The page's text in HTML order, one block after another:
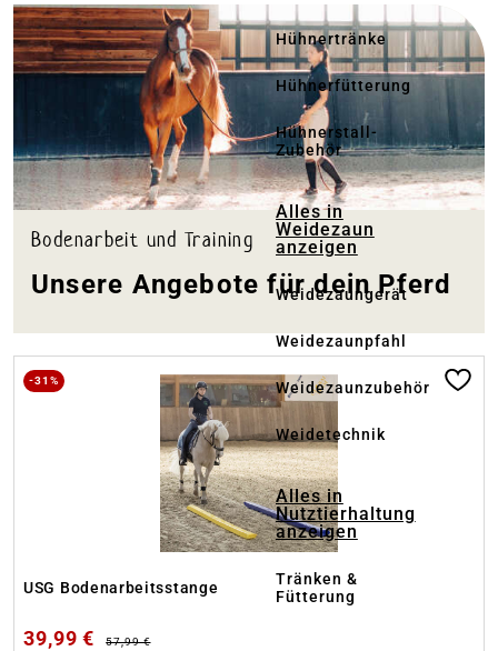
Hühnertränke
Hühnerfütterung
Hühnerstall-
Zubehör
Alles in
Weidezaun
anzeigen
Weidezaungerät
Weidezaunpfahl
Weidezaunzubehör
Weidetechnik
Alles in
Nutztierhaltung
anzeigen
Tränken &
Fütterung
Bodenarbeit und Training
Unsere Angebote für dein Pferd
-31%
USG Bodenarbeitsstange
39,99 € 57,99 €